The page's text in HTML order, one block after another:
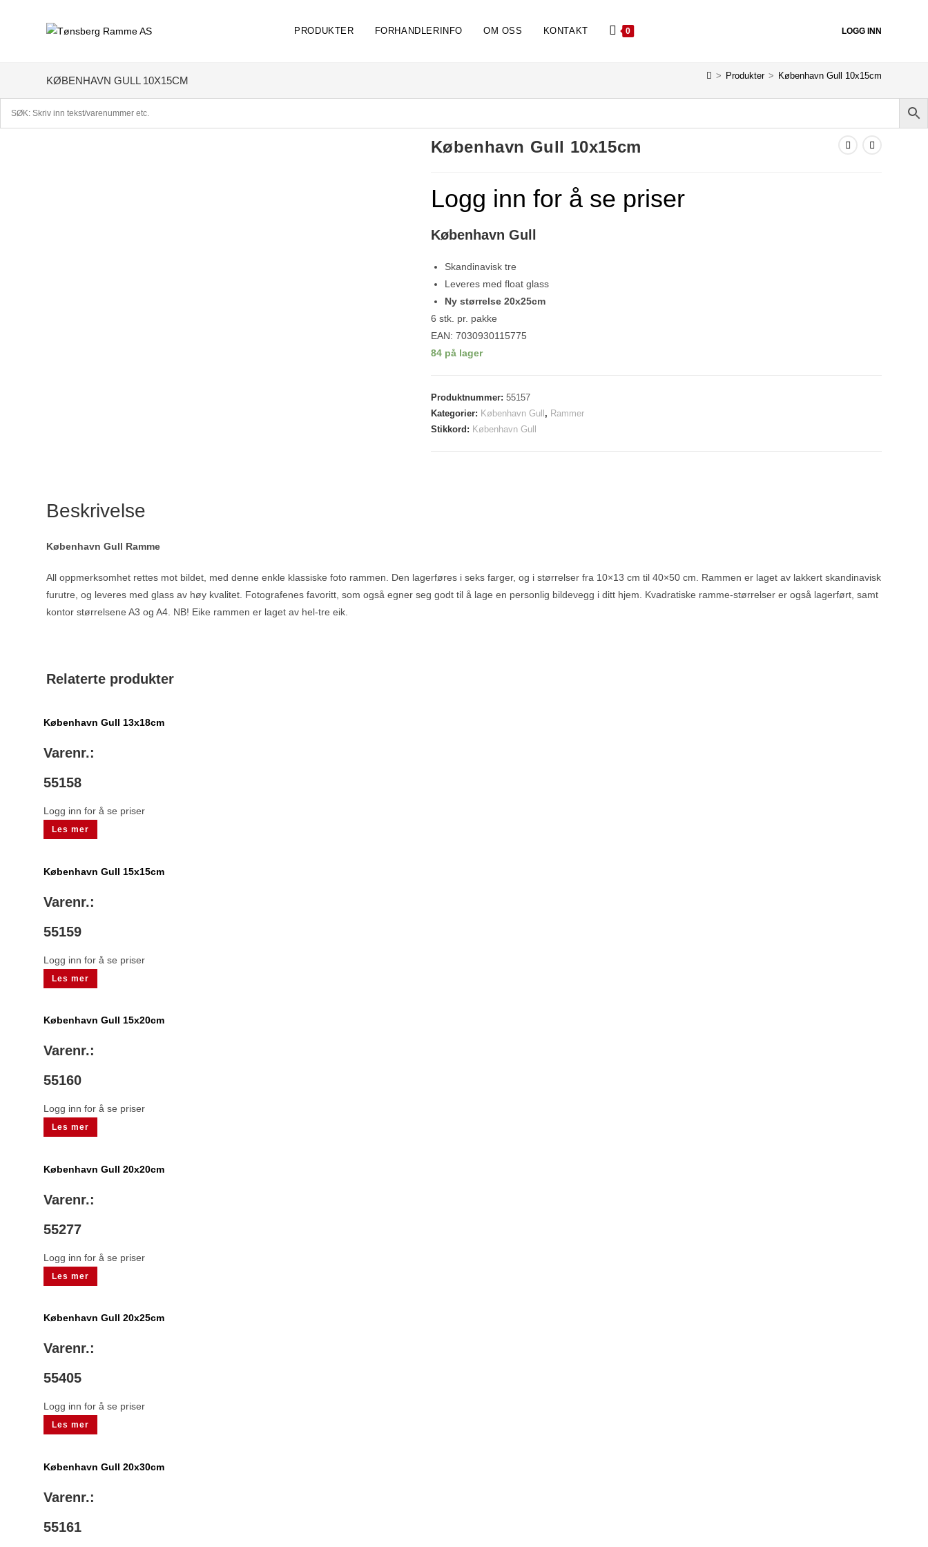
LOGG INN
PRODUKTER FORHANDLERINFO OM OSS KONTAKT 0
KØBENHAVN GULL 10X15CM > Produkter > København Gull 10x15cm
København Gull 10x15cm
Logg inn for å se priser
København Gull
Skandinavisk tre
Leveres med float glass
Ny størrelse 20x25cm
6 stk. pr. pakke
EAN: 7030930115775
84 på lager
Produktnummer: 55157
Kategorier: København Gull , Rammer
Stikkord: København Gull
Beskrivelse
København Gull Ramme
All oppmerksomhet rettes mot bildet, med denne enkle klassiske foto rammen. Den lagerføres i seks farger, og i størrelser fra 10×13 cm til 40×50 cm. Rammen er laget av lakkert skandinavisk
furutre, og leveres med glass av høy kvalitet. Fotografenes favoritt, som også egner seg godt til å lage en personlig bildevegg i ditt hjem. Kvadratiske ramme-størrelser er også lagerført, samt
kontor størrelsene A3 og A4. NB! Eike rammen er laget av hel-tre eik.
Relaterte produkter
København Gull 13x18cm
Varenr.:
55158
Logg inn for å se priser
Les mer
København Gull 15x15cm
Varenr.:
55159
Logg inn for å se priser
Les mer
København Gull 15x20cm
Varenr.:
55160
Logg inn for å se priser
Les mer
København Gull 20x20cm
Varenr.:
55277
Logg inn for å se priser
Les mer
København Gull 20x25cm
Varenr.:
55405
Logg inn for å se priser
Les mer
København Gull 20x30cm
Varenr.:
55161